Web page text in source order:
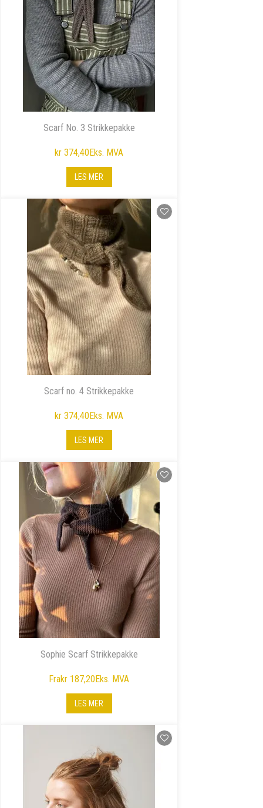
Scarf No. 3 Strikkepakke
kr 374,40Eks. MVA
LES MER
Scarf no. 4 Strikkepakke
kr 374,40Eks. MVA
LES MER
Sophie Scarf Strikkepakke
Frakr 187,20Eks. MVA
LES MER